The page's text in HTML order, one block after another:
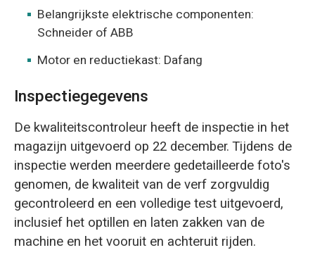
Belangrijkste elektrische componenten:
Schneider of ABB
Motor en reductiekast: Dafang
Inspectiegegevens
De kwaliteitscontroleur heeft de inspectie in het
magazijn uitgevoerd op 22 december. Tijdens de
inspectie werden meerdere gedetailleerde foto's
genomen, de kwaliteit van de verf zorgvuldig
gecontroleerd en een volledige test uitgevoerd,
inclusief het optillen en laten zakken van de
machine en het vooruit en achteruit rijden.